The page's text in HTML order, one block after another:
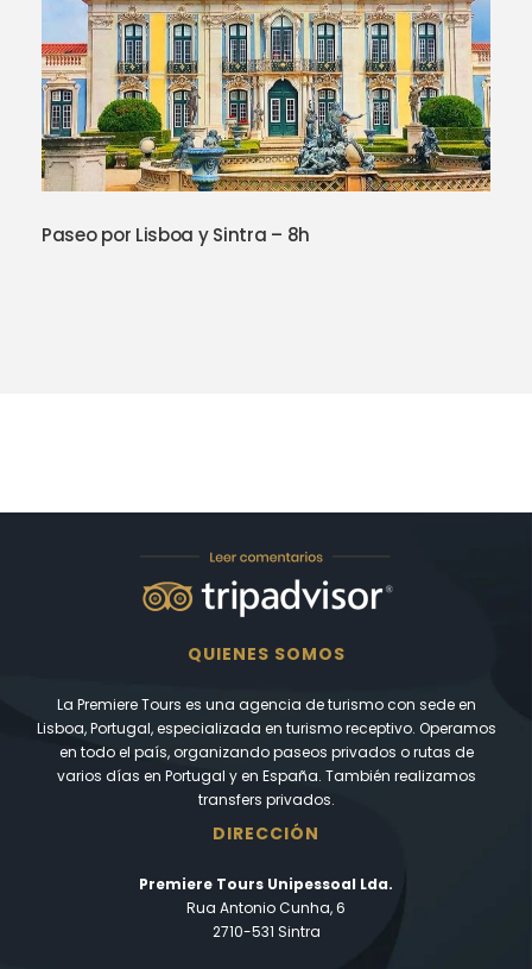
Paseo por Lisboa y Sintra – 8h
QUIENES SOMOS
La Premiere Tours es una agencia de turismo con sede en
Lisboa, Portugal, especializada en turismo receptivo. Operamos
en todo el país, organizando paseos privados o rutas de
varios días en Portugal y en España. También realizamos
transfers privados.
DIRECCIÓN
Premiere Tours Unipessoal Lda.
Rua Antonio Cunha, 6
2710-531 Sintra